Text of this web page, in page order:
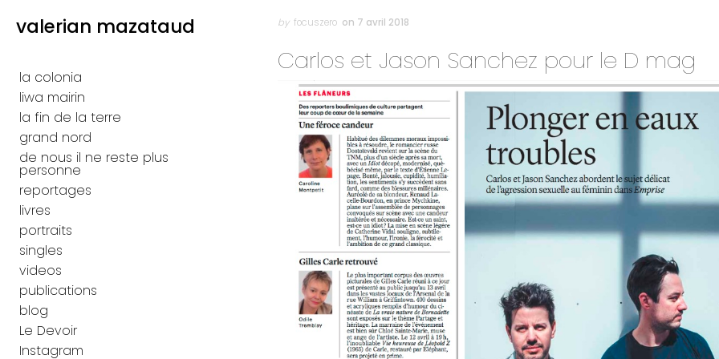
valerian mazataud
la colonia
liwa mairin
la fin de la terre
grand nord
de nous il ne reste plus
personne
reportages
livres
portraits
singles
videos
publications
blog
Le Devoir
Instagram
Author
Posted
by focuszero on
on 7 avril 2018
Carlos et Jason Sanchez pour le D mag